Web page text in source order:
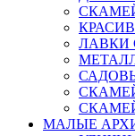
ЛАВКИ
МАЛЫЕ